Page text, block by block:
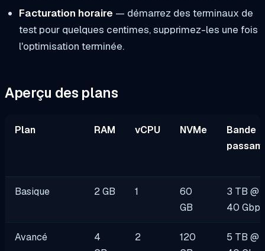
Facturation horaire — démarrez des terminaux de
test pour quelques centimes, supprimez-les une fois
l'optimisation terminée.
Aperçu des plans
Plan RAM vCPU NVMe
Bande
Basique 2 GB 1
60
GB
3 TB @
40 Gbps
Avancé
4
2
120
5 TB @